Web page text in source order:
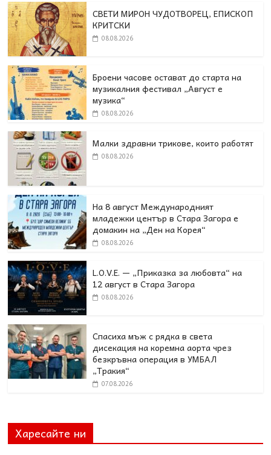
СВЕТИ МИРОН ЧУДОТВОРЕЦ, ЕПИСКОП
КРИТСКИ
08.08.2026
Броени часове остават до старта на
музикалния фестивал „Август е
музика“
08.08.2026
Малки здравни трикове, които работят
08.08.2026
На 8 август Международният
младежки център в Стара Загора е
домакин на „Ден на Корея“
08.08.2026
L.O.V.E. — „Приказка за любовта“ на
12 август в Стара Загора
08.08.2026
Спасиха мъж с рядка в света
дисекация на коремна аорта чрез
безкръвна операция в УМБАЛ
„Тракия“
07.08.2026
Харесайте ни